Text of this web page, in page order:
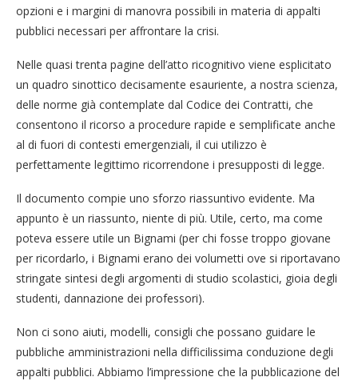
opzioni e i margini di manovra possibili in materia di appalti
pubblici necessari per affrontare la crisi.
Nelle quasi trenta pagine dell’atto ricognitivo viene esplicitato
un quadro sinottico decisamente esauriente, a nostra scienza,
delle norme già contemplate dal Codice dei Contratti, che
consentono il ricorso a procedure rapide e semplificate anche
al di fuori di contesti emergenziali, il cui utilizzo è
perfettamente legittimo ricorrendone i presupposti di legge.
Il documento compie uno sforzo riassuntivo evidente. Ma
appunto è un riassunto, niente di più. Utile, certo, ma come
poteva essere utile un Bignami (per chi fosse troppo giovane
per ricordarlo, i Bignami erano dei volumetti ove si riportavano
stringate sintesi degli argomenti di studio scolastici, gioia degli
studenti, dannazione dei professori).
Non ci sono aiuti, modelli, consigli che possano guidare le
pubbliche amministrazioni nella difficilissima conduzione degli
appalti pubblici. Abbiamo l’impressione che la pubblicazione del